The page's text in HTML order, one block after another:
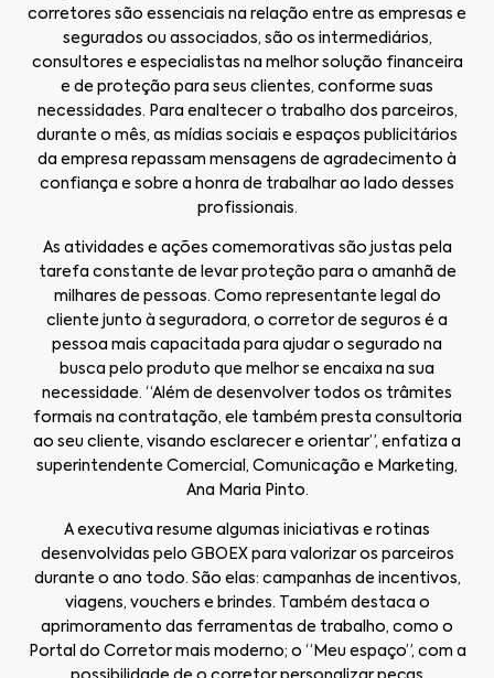
corretores são essenciais na relação entre as empresas e
segurados ou associados, são os intermediários,
consultores e especialistas na melhor solução financeira
e de proteção para seus clientes, conforme suas
necessidades. Para enaltecer o trabalho dos parceiros,
durante o mês, as mídias sociais e espaços publicitários
da empresa repassam mensagens de agradecimento à
confiança e sobre a honra de trabalhar ao lado desses
profissionais.
As atividades e ações comemorativas são justas pela
tarefa constante de levar proteção para o amanhã de
milhares de pessoas. Como representante legal do
cliente junto à seguradora, o corretor de seguros é a
pessoa mais capacitada para ajudar o segurado na
busca pelo produto que melhor se encaixa na sua
necessidade. “Além de desenvolver todos os trâmites
formais na contratação, ele também presta consultoria
ao seu cliente, visando esclarecer e orientar”, enfatiza a
superintendente Comercial, Comunicação e Marketing,
Ana Maria Pinto.
A executiva resume algumas iniciativas e rotinas
desenvolvidas pelo GBOEX para valorizar os parceiros
durante o ano todo. São elas: campanhas de incentivos,
viagens, vouchers e brindes. Também destaca o
aprimoramento das ferramentas de trabalho, como o
Portal do Corretor mais moderno; o “Meu espaço”, com a